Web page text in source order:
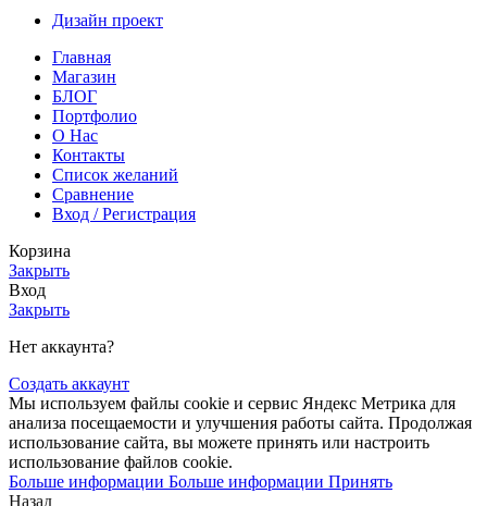
Дизайн проект
Главная
Магазин
БЛОГ
Портфолио
О Нас
Контакты
Список желаний
Сравнение
Вход / Регистрация
Корзина
Закрыть
Вход
Закрыть
Нет аккаунта?
Создать аккаунт
Мы используем файлы cookie и сервис Яндекс Метрика для
анализа посещаемости и улучшения работы сайта. Продолжая
использование сайта, вы можете принять или настроить
использование файлов cookie.
Больше информации Больше информации Принять
Назад